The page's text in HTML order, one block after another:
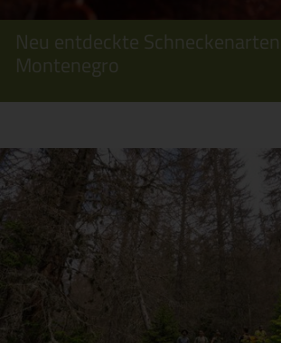
Neu entdeckte
Montenegro